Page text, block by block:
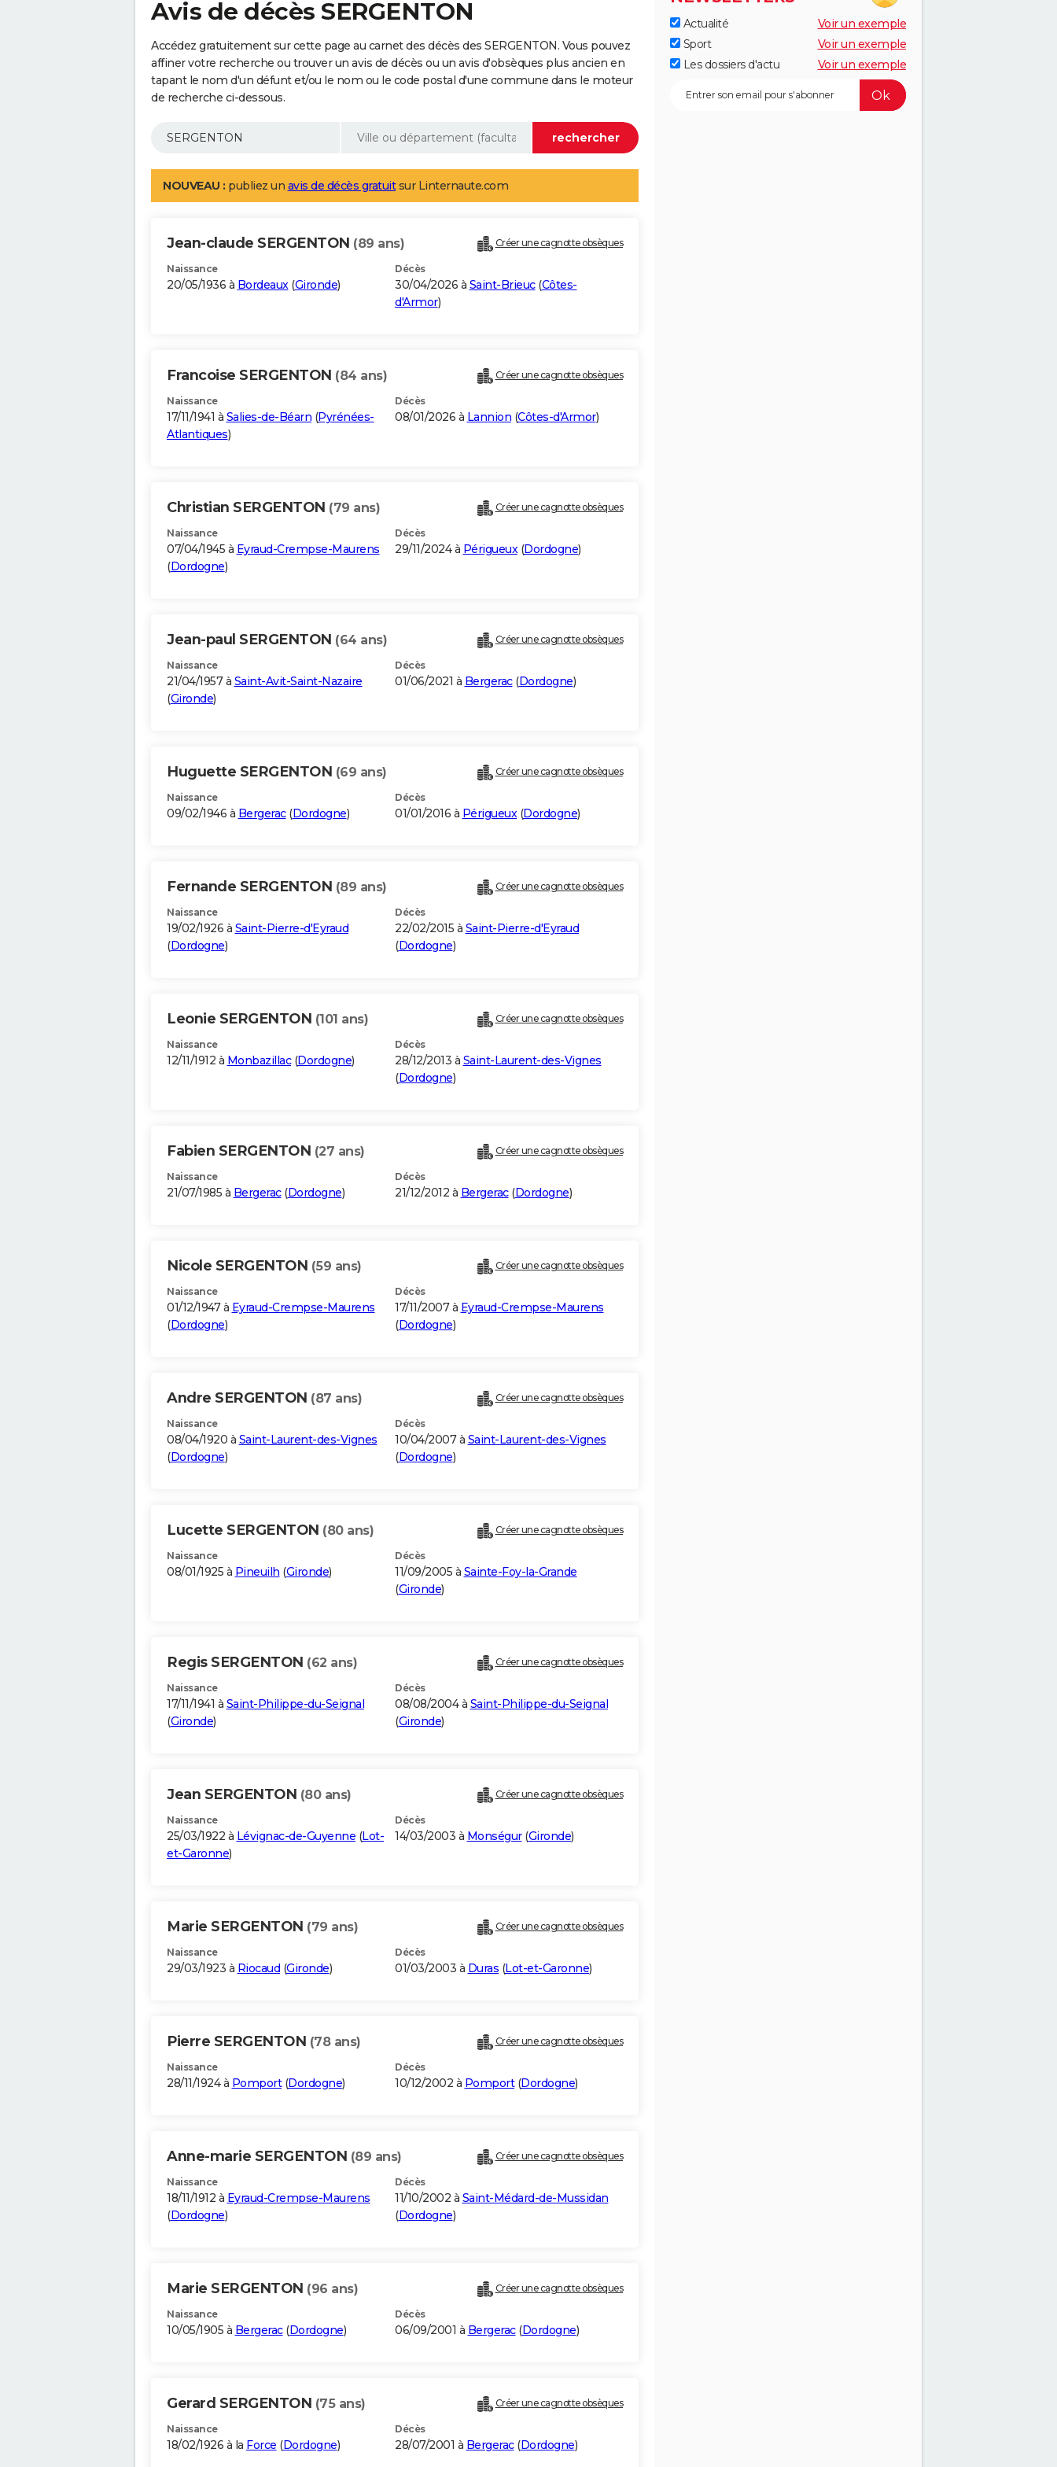
Avis de décès SERGENTON
Accédez gratuitement sur cette page au carnet des décès des SERGENTON. Vous pouvez
affiner votre recherche ou trouver un avis de décès ou un avis d'obsèques plus ancien en
tapant le nom d'un défunt et/ou le nom ou le code postal d'une commune dans le moteur
de recherche ci-dessous.
NOUVEAU : publiez un avis de décès gratuitsur Linternaute.com
Jean-claude SERGENTON (89 ans) Créer une cagnotte obsèques
Naissance
20/05/1936 à Bordeaux(Gironde)
Décès
30/04/2026 à Saint-Brieuc(Côtes-
d'Armor)
Francoise SERGENTON (84 ans) Créer une cagnotte obsèques
Naissance
17/11/1941 à Salies-de-Béarn (Pyrénées-
Atlantiques)
Décès
08/01/2026 à Lannion (Côtes-d'Armor)
Christian SERGENTON (79 ans) Créer une cagnotte obsèques
Naissance
07/04/1945 à Eyraud-Crempse-Maurens
(Dordogne)
Décès
29/11/2024 à Périgueux(Dordogne)
Jean-paul SERGENTON (64 ans) Créer une cagnotte obsèques
Naissance
21/04/1957 à Saint-Avit-Saint-Nazaire
(Gironde)
Décès
01/06/2021 à Bergerac(Dordogne)
Huguette SERGENTON (69 ans) Créer une cagnotte obsèques
Naissance
09/02/1946 à Bergerac(Dordogne)
Décès
01/01/2016 à Périgueux(Dordogne)
Fernande SERGENTON (89 ans) Créer une cagnotte obsèques
Naissance
19/02/1926 à Saint-Pierre-d'Eyraud
(Dordogne)
Décès
22/02/2015 à Saint-Pierre-d'Eyraud
(Dordogne)
Leonie SERGENTON (101 ans) Créer une cagnotte obsèques
Naissance
12/11/1912 à Monbazillac(Dordogne)
Décès
28/12/2013 à Saint-Laurent-des-Vignes
(Dordogne)
Fabien SERGENTON (27 ans) Créer une cagnotte obsèques
Naissance
21/07/1985 à Bergerac(Dordogne)
Décès
21/12/2012 à Bergerac(Dordogne)
Nicole SERGENTON (59 ans) Créer une cagnotte obsèques
Naissance
01/12/1947 à Eyraud-Crempse-Maurens
(Dordogne)
Décès
17/11/2007 à Eyraud-Crempse-Maurens
(Dordogne)
Andre SERGENTON (87 ans) Créer une cagnotte obsèques
Naissance
08/04/1920 à Saint-Laurent-des-Vignes
(Dordogne)
Décès
10/04/2007 à Saint-Laurent-des-Vignes
(Dordogne)
Lucette SERGENTON (80 ans) Créer une cagnotte obsèques
Naissance
08/01/1925 à Pineuilh (Gironde)
Décès
11/09/2005 à Sainte-Foy-la-Grande
(Gironde)
Regis SERGENTON (62 ans) Créer une cagnotte obsèques
Naissance
17/11/1941 à Saint-Philippe-du-Seignal
(Gironde)
Décès
08/08/2004 à Saint-Philippe-du-Seignal
(Gironde)
Jean SERGENTON (80 ans) Créer une cagnotte obsèques
Naissance
25/03/1922 à Lévignac-de-Guyenne (Lot-
et-Garonne)
Décès
14/03/2003 à Monségur(Gironde)
Marie SERGENTON (79 ans) Créer une cagnotte obsèques
Naissance
29/03/1923 à Riocaud (Gironde)
Décès
01/03/2003 à Duras (Lot-et-Garonne)
Pierre SERGENTON (78 ans) Créer une cagnotte obsèques
Naissance
28/11/1924 à Pomport(Dordogne)
Décès
10/12/2002 à Pomport(Dordogne)
Anne-marie SERGENTON (89 ans) Créer une cagnotte obsèques
Naissance
18/11/1912 à Eyraud-Crempse-Maurens
(Dordogne)
Décès
11/10/2002 à Saint-Médard-de-Mussidan
(Dordogne)
Marie SERGENTON (96 ans) Créer une cagnotte obsèques
Naissance
10/05/1905 à Bergerac(Dordogne)
Décès
06/09/2001 à Bergerac(Dordogne)
Gerard SERGENTON (75 ans) Créer une cagnotte obsèques
Naissance
18/02/1926 à la Force (Dordogne)
Décès
28/07/2001 à Bergerac(Dordogne)
Actualité
Voir un exemple
Sport
Voir un exemple
Les dossiers d'actu
Voir un exemple